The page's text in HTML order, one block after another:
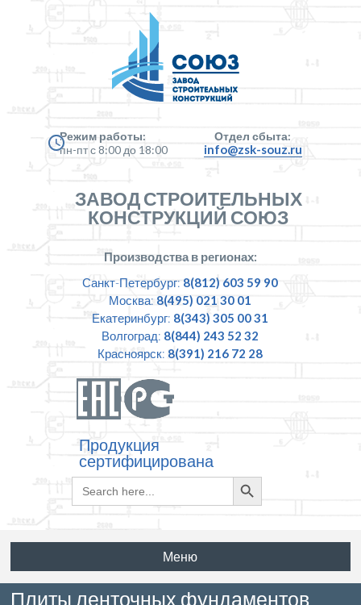
Режим работы:
пн-пт с 8:00 до 18:00
Отдел сбыта:
info@zsk-souz.ru
ЗАВОД СТРОИТЕЛЬНЫХ
КОНСТРУКЦИЙ СОЮЗ
Производства в регионах:
Санкт-Петербург: 8(812) 603 59 90
Москва: 8(495) 021 30 01
Екатеринбург: 8(343) 305 00 31
Волгоград: 8(844) 243 52 32
Красноярск: 8(391) 216 72 28
Продукция
сертифицирована
Search
for:
Search
Button
Меню
Плиты ленточных фундаментов